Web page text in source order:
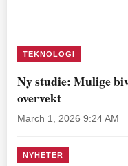
TEKNOLOGI
Ny studie: Mulige
overvekt
March 1, 2026 9:24 AM
NYHETER